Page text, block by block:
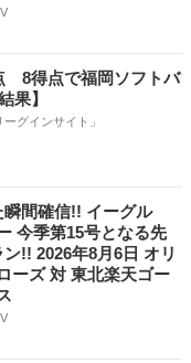
8得点で福岡ソフトバ
果】
グインサイト」
瞬間確信!! イーグル
今季第15号となる先
!! 2026年8月6日 オリ
ーズ 対 東北楽天ゴー